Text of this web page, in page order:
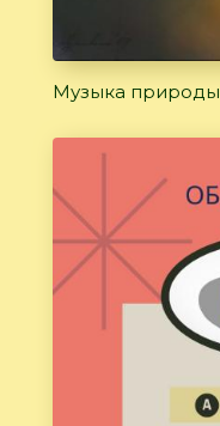
Музыка природы